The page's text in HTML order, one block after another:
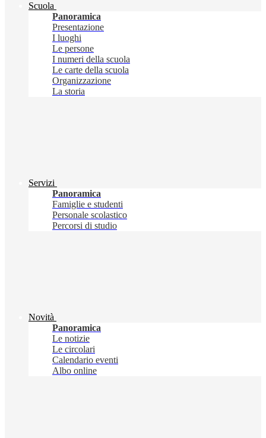
Scuola
Panoramica
Presentazione
I luoghi
Le persone
I numeri della scuola
Le carte della scuola
Organizzazione
La storia
Servizi
Panoramica
Famiglie e studenti
Personale scolastico
Percorsi di studio
Novità
Panoramica
Le notizie
Le circolari
Calendario eventi
Albo online